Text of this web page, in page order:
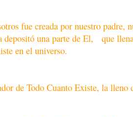
fue creada por nuestro padre,
depositó una parte de El, que
en el universo.
de Todo Cuanto Existe, la lleno